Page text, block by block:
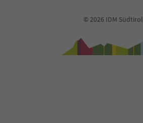
© 2026 IDM Südtirol